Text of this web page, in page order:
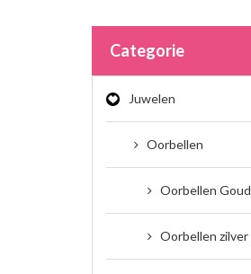
Categorie
Juwelen
Oorbellen
Oorbellen Goud
Oorbellen zilver